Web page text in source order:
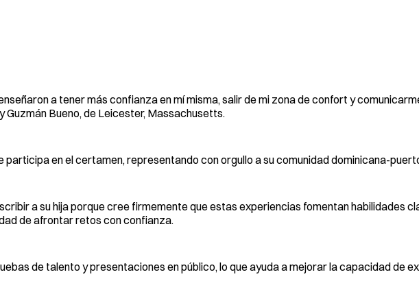
a tener más confianza en mí misma, salir de mi zona de confort y
Guzmán Bueno, de Leicester, Massachusetts.
participa en el certamen, representando con orgullo a su comunidad dominicana-
a su hija porque cree firmemente que estas experiencias fomentan habilidades
de afrontar retos con confianza.
de talento y presentaciones en público, lo que ayuda a mejorar la capacidad de